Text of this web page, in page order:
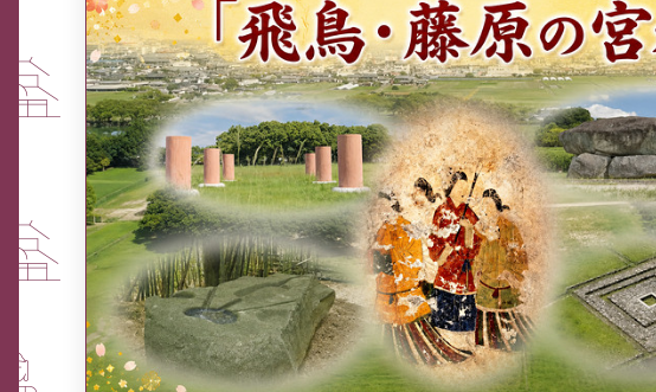
中東情勢や原油価格上昇の影響
を受ける中小企業向け相談窓口
について
ふるさと納税なら、奈良